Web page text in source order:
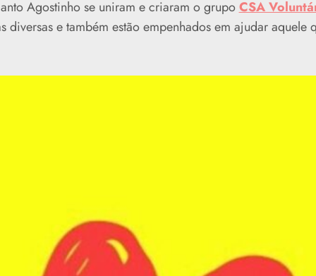
Agostinho se uniram e criaram o grupoCSA
diversas e também estão empenhados em ajudar aquele